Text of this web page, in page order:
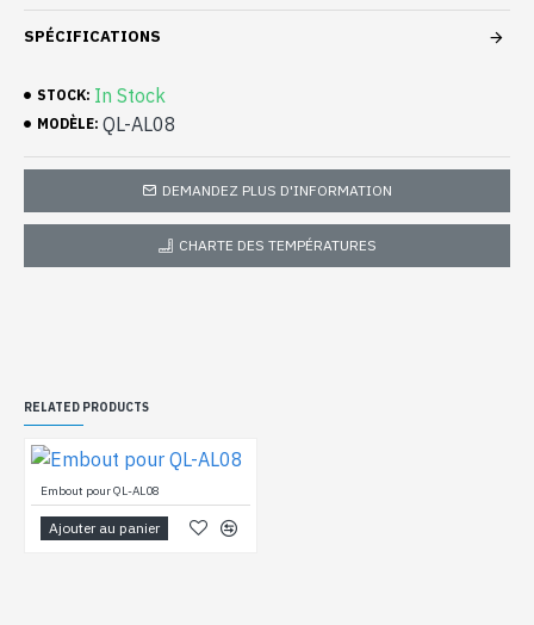
SPÉCIFICATIONS
STOCK: In Stock
MODÈLE: QL-AL08
DEMANDEZ PLUS D'INFORMATION
CHARTE DES TEMPÉRATURES
RELATED PRODUCTS
Embout pour QL-AL08
Ajouter au panier